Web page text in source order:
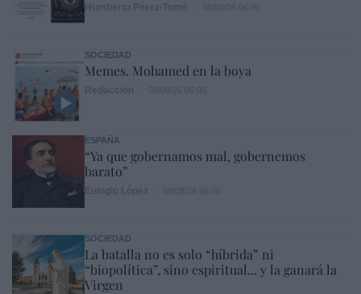
SOCIEDAD
Memes. Mohamed en la boya
ESPAÑA
“Ya que gobernamos mal, gobernemos
barato”
SOCIEDAD
La batalla no es solo “híbrida” ni
“biopolítica”, sino espiritual... y la ganará la
Virgen